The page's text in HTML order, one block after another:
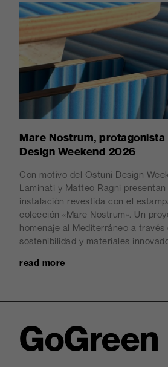
Mare Nostrum, protagonista
Design Weekend 2026
Con motivo del Ostuni Design
Laminati y Matteo Ragni
instalación revestida con el
colección «Mare Nostrum». Un
homenaje al Mediterráneo a través
sostenibilidad y materiales
read more
GoGreen